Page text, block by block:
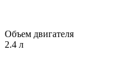
Объем двигателя
2.4 л